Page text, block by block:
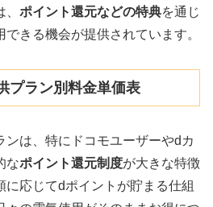
ポイント還元などの特典を通じ
きる機会が提供されています。
プラン別料金単価表
ンは、特にドコモユーザーやdカ
なポイント還元制度が大きな特徴
に応じてdポイントが貯まる仕組